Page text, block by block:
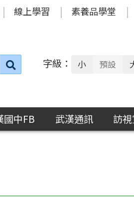
線上學習 素養品學堂
搜
字級： 小 預設
國中FB 武漢通訊
訪